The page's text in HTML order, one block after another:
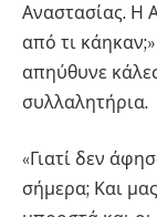
Αναστασίας. Η
από τι
απηύθυνε
συλλαλητήρια.
«Γιατί δεν
σήμερα; Και